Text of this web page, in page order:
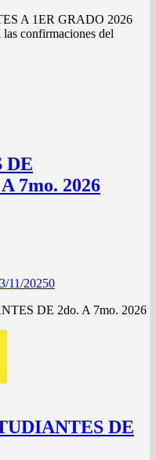
A 1ER GRADO 2026
confirmaciones del
DE
7mo. 2026
11/20250
DE 2do. A 7mo. 2026
DE